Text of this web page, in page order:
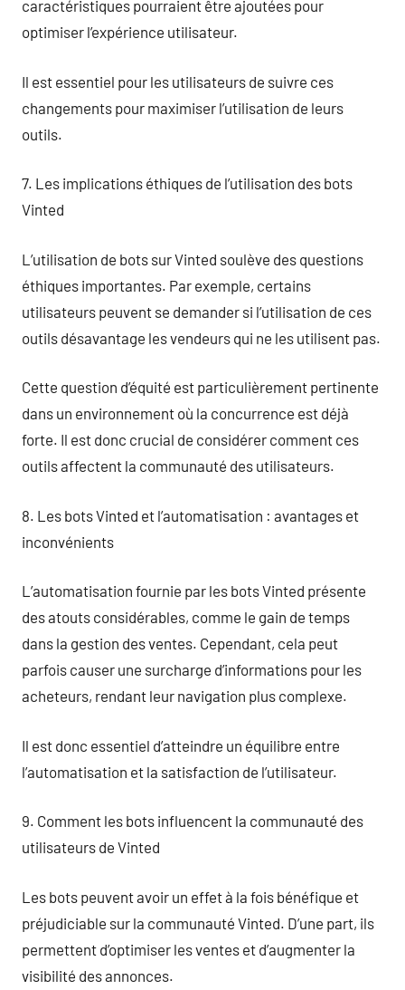
caractéristiques pourraient être ajoutées pour
optimiser l’expérience utilisateur.
Il est essentiel pour les utilisateurs de suivre ces
changements pour maximiser l’utilisation de leurs
outils.
7. Les implications éthiques de l’utilisation des bots
Vinted
L’utilisation de bots sur Vinted soulève des questions
éthiques importantes. Par exemple, certains
utilisateurs peuvent se demander si l’utilisation de ces
outils désavantage les vendeurs qui ne les utilisent pas.
Cette question d’équité est particulièrement pertinente
dans un environnement où la concurrence est déjà
forte. Il est donc crucial de considérer comment ces
outils affectent la communauté des utilisateurs.
8. Les bots Vinted et l’automatisation : avantages et
inconvénients
L’automatisation fournie par les bots Vinted présente
des atouts considérables, comme le gain de temps
dans la gestion des ventes. Cependant, cela peut
parfois causer une surcharge d’informations pour les
acheteurs, rendant leur navigation plus complexe.
Il est donc essentiel d’atteindre un équilibre entre
l’automatisation et la satisfaction de l’utilisateur.
9. Comment les bots influencent la communauté des
utilisateurs de Vinted
Les bots peuvent avoir un effet à la fois bénéfique et
préjudiciable sur la communauté Vinted. D’une part, ils
permettent d’optimiser les ventes et d’augmenter la
visibilité des annonces.